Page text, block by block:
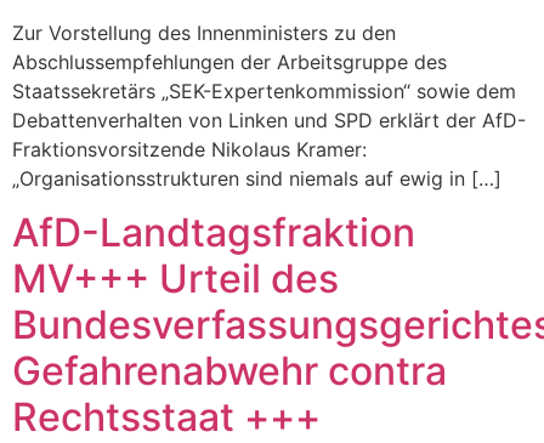
Zur Vorstellung des Innenministers zu den
Abschlussempfehlungen der Arbeitsgruppe des
Staatssekretärs „SEK-Expertenkommission“ sowie dem
Debattenverhalten von Linken und SPD erklärt der AfD-
Fraktionsvorsitzende Nikolaus Kramer:
„Organisationsstrukturen sind niemals auf ewig in […]
AfD-Landtagsfraktion
MV+++ Urteil des
Gefahrenabwehr contra
Rechtsstaat +++